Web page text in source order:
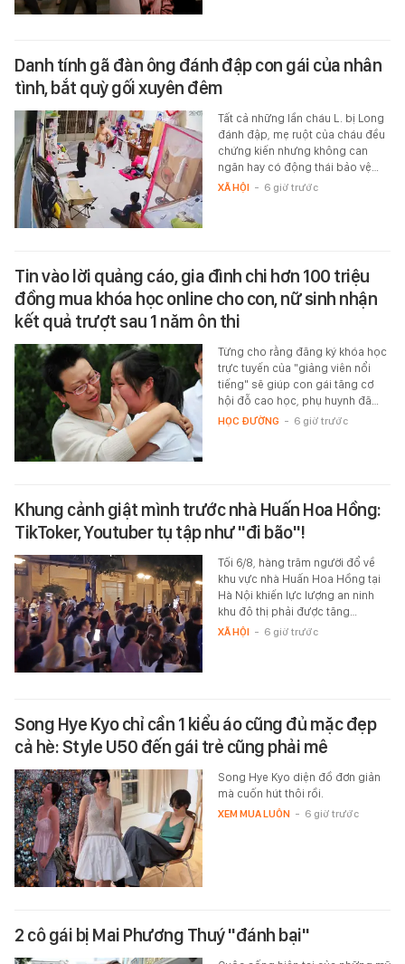
Danh tính gã đàn ông đánh đập con gái của nhân
tình, bắt quỳ gối xuyên đêm
Tất cả những lần cháu L. bị Long
đánh đập, mẹ ruột của cháu đều
chứng kiến nhưng không can
ngăn hay có động thái bảo vệ…
XÃ HỘI - 6 giờ trước
Tin vào lời quảng cáo, gia đình chi hơn 100 triệu
đồng mua khóa học online cho con, nữ sinh nhận
kết quả trượt sau 1 năm ôn thi
Từng cho rằng đăng ký khóa học
trực tuyến của "giảng viên nổi
tiếng" sẽ giúp con gái tăng cơ
hội đỗ cao học, phụ huynh đã…
HỌC ĐƯỜNG - 6 giờ trước
Khung cảnh giật mình trước nhà Huấn Hoa Hồng:
TikToker, Youtuber tụ tập như "đi bão"!
Tối 6/8, hàng trăm người đổ về
khu vực nhà Huấn Hoa Hồng tại
Hà Nội khiến lực lượng an ninh
khu đô thị phải được tăng…
XÃ HỘI - 6 giờ trước
Song Hye Kyo chỉ cần 1 kiểu áo cũng đủ mặc đẹp
cả hè: Style U50 đến gái trẻ cũng phải mê
Song Hye Kyo diện đồ đơn giản
mà cuốn hút thôi rồi.
XEM MUA LUÔN - 6 giờ trước
2 cô gái bị Mai Phương Thuý "đánh bại"